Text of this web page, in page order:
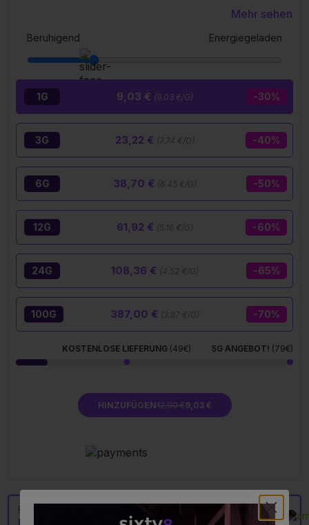
abzuschalten, das Tempo zu drosseln und den Lärm
Blüte mit Charakter, klar für alle, die die Wirkung
spüren wollen.
Mehr sehen
Beruhigend Energiegeladen
1G -30%
9,03 € (9.03 €/G)
3G -40%
23,22 € (7.74 €/G)
6G -50%
38,70 € (6.45 €/G)
12G -60%
61,92 € (5.16 €/G)
24G -65%
108,36 € (4.52 €/G)
100G -70%
387,00 € (3.87 €/G)
KOSTENLOSE LIEFERUNG (49€) 5G ANGEBOT! (79€)
HINZUFÜGEN12,90 €9,03 €
Erfahren Sie mehr über
LA CHUPACABRA 50% BLÜTE
MAGIC SAUCE